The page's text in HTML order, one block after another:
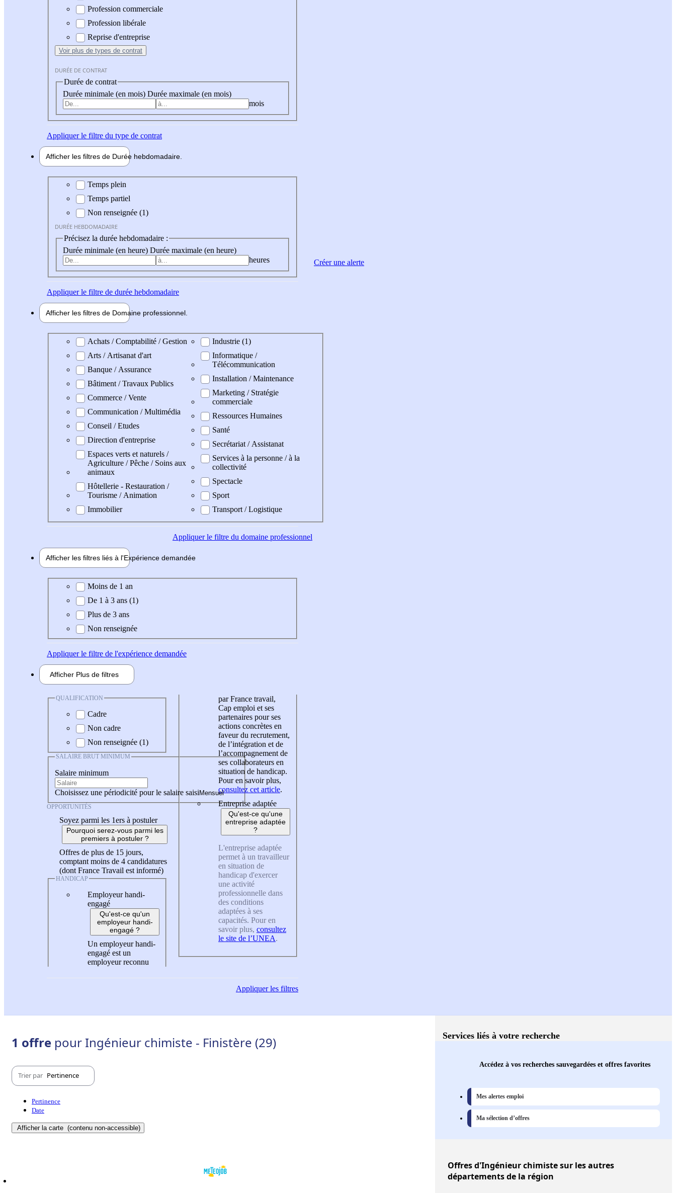
Profession commerciale
Profession libérale
Reprise d'entreprise
Voir plus de types de contrat
DURÉE DE CONTRAT
Durée de contrat
Durée minimale (en mois) Durée maximale (en mois)
mois
Appliquerle filtre du type de contrat
Afficher les filtres de Durée hebdomadaire
Durée hebdomadaire
Temps plein
Temps partiel
Non renseignée (1)
DURÉE HEBDOMADAIRE
Précisez la durée hebdomadaire :
Durée minimale (en heure) Durée maximale (en heure)
heures
Appliquerle filtre de durée hebdomadaire
Afficher les filtres de Domaine professionnel
Domaine professionel
Achats / Comptabilité / Gestion
Arts / Artisanat d'art
Banque / Assurance
Bâtiment / Travaux Publics
Commerce / Vente
Communication / Multimédia
Conseil / Etudes
Direction d'entreprise
Espaces verts et naturels /
Agriculture / Pêche / Soins aux
animaux
Hôtellerie - Restauration /
Tourisme / Animation
Immobilier
Industrie (1)
Informatique /
Télécommunication
Installation / Maintenance
Marketing / Stratégie
commerciale
Ressources Humaines
Santé
Secrétariat / Assistanat
Services à la personne / à la
collectivité
Spectacle
Sport
Transport / Logistique
Appliquerle filtre du domaine professionnel
Afficher les filtres liés à l'Expérience demandée
Expérience demandée
Moins de 1 an
De 1 à 3 ans (1)
Plus de 3 ans
Non renseignée
Appliquerle filtre de l'expérience demandée
Afficher Plus de filtres
QUALIFICATION
Cadre
Non cadre
Non renseignée (1)
SALAIRE BRUT MINIMUM
Salaire minimum
Choisissez une périodicité pour le salaire saisi
OPPORTUNITÉS
Soyez parmi les 1ers à postuler
Pourquoi serez-vous parmi les
premiers à postuler ?
Offres de plus de 15 jours,
comptant moins de 4 candidatures
(dont France Travail est informé)
HANDICAP
Employeur handi-
engagé
Qu'est-ce qu'un
employeur handi-
engagé ?
Un employeur handi-
engagé est un
employeur reconnu
par France travail,
Cap emploi et ses
partenaires pour ses
actions concrètes en
faveur du recrutement,
de l’intégration et de
l’accompagnement de
ses collaborateurs en
situation de handicap.
Pour en savoir plus,
consultez cet article.
Entreprise adaptée
Qu'est-ce qu'une
entreprise adaptée
?
L'entreprise adaptée
permet à un travailleur
en situation de
handicap d'exercer
une activité
professionnelle dans
des conditions
adaptées à ses
capacités. Pour en
savoir plus, consultez
le site de l’UNEA.
Appliquerles filtres
Créer une alerte
1 offre pour Ingénieur chimiste - Finistère (29)
Trier par Pertinence
Pertinence
Date
Afficher la carte (contenu non-accessible)
Services liés à votre recherche
Accédez à vos recherches sauvegardées et offres favorites
Mes alertes emploi
Ma sélection d’offres
Offresd'Ingénieur chimiste sur les autres
départements de la région